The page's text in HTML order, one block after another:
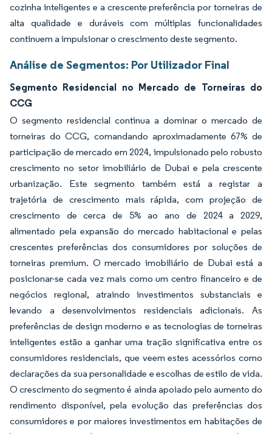
cozinha inteligentes e a crescente preferência por torneiras de
alta qualidade e duráveis com múltiplas funcionalidades
continuem a impulsionar o crescimento deste segmento.
Análise de Segmentos: Por Utilizador Final
Segmento Residencial no Mercado de Torneiras do
CCG
O segmento residencial continua a dominar o mercado de
torneiras do CCG, comandando aproximadamente 67% de
participação de mercado em 2024, impulsionado pelo robusto
crescimento no setor imobiliário de Dubai e pela crescente
urbanização. Este segmento também está a registar a
trajetória de crescimento mais rápida, com projeção de
crescimento de cerca de 5% ao ano de 2024 a 2029,
alimentado pela expansão do mercado habitacional e pelas
crescentes preferências dos consumidores por soluções de
torneiras premium. O mercado imobiliário de Dubai está a
posicionar-se cada vez mais como um centro financeiro e de
negócios regional, atraindo investimentos substanciais e
levando a desenvolvimentos residenciais adicionais. As
preferências de design moderno e as tecnologias de torneiras
inteligentes estão a ganhar uma tração significativa entre os
consumidores residenciais, que veem estes acessórios como
declarações da sua personalidade e escolhas de estilo de vida.
O crescimento do segmento é ainda apoiado pelo aumento do
rendimento disponível, pela evolução das preferências dos
consumidores e por maiores investimentos em habitações de